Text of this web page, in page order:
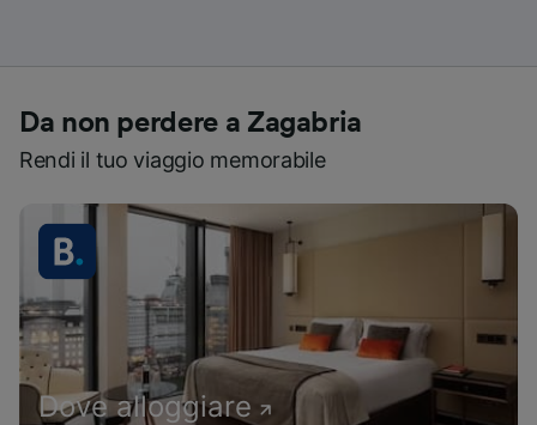
Da non perdere a Zagabria
Rendi il tuo viaggio memorabile
Dove alloggiare